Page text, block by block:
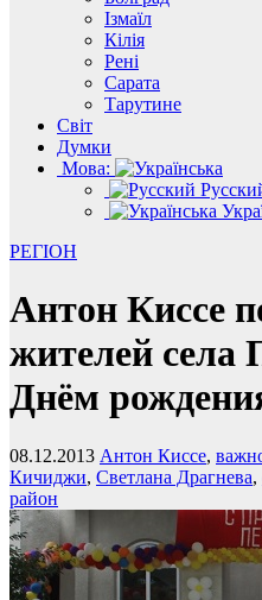
Ізмаїл
Кілія
Рені
Сарата
Тарутине
Світ
Думки
Мова:
РЕГІОН
Антон Киссе
жителей села
Днём
08.12.2013 Антон Киссе,
Кичиджи, Светлана Драгнева,
район